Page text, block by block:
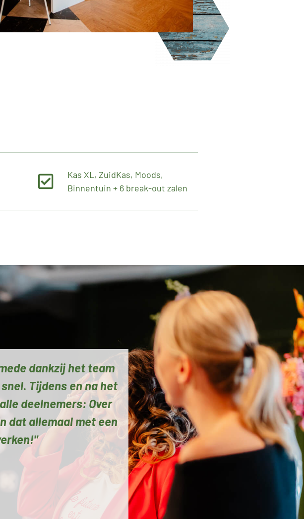
Kas XL, ZuidKas, Moods,
Binnentuin + 6 break-out zalen
dankzij het team
Tijdens en na het
deelnemers: Over
dat allemaal met een